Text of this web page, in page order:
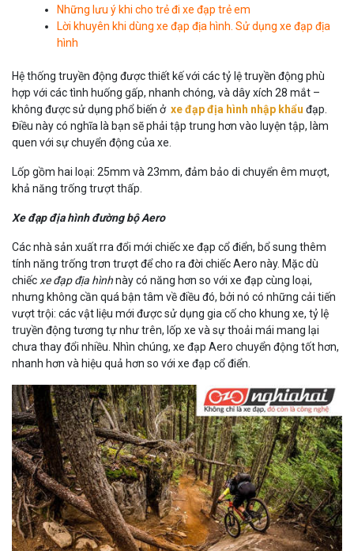
Những lưu ý khi cho trẻ đi xe đạp trẻ em
Lời khuyên khi dùng xe đạp địa hình. Sử dụng xe đạp địa
hình
Hệ thống truyền động được thiết kế với các tỷ lệ truyền động phù
hợp với các tình huống gấp, nhanh chóng, và dây xích 28 mắt –
không được sử dụng phổ biến ở xe đạp địa hình nhập khẩu đạp.
Điều này có nghĩa là bạn sẽ phải tập trung hơn vào luyện tập, làm
quen với sự chuyển động của xe.
Lốp gồm hai loại: 25mm và 23mm, đảm bảo di chuyển êm mượt,
khả năng trống trượt thấp.
Xe đạp địa hình đường bộ Aero
Các nhà sản xuất rra đổi mới chiếc xe đạp cổ điển, bổ sung thêm
tính năng trống trơn trượt để cho ra đời chiếc Aero này. Mặc dù
chiếc xe đạp địa hìnhnày có năng hơn so với xe đạp cùng loại,
nhưng không cần quá bận tâm về điều đó, bởi nó có những cải tiến
vượt trội: các vật liệu mới được sử dụng gia cố cho khung xe, tỷ lệ
truyền động tương tự như trên, lốp xe và sự thoải mái mang lại
chưa thay đổi nhiều. Nhìn chúng, xe đạp Aero chuyển động tốt hơn,
nhanh hơn và hiệu quả hơn so với xe đạp cổ điển.